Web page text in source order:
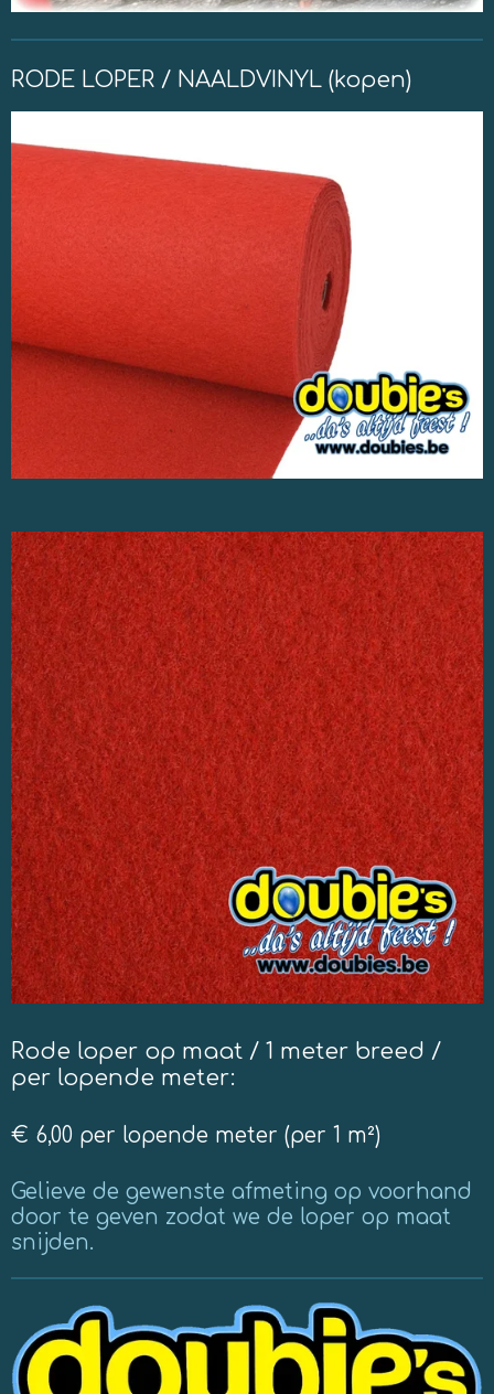
RODE LOPER / NAALDVINYL (kopen)
Rode loper op maat / 1 meter breed /
per lopende meter:
€ 6,00 per lopende meter (per 1 m²)
Gelieve de gewenste afmeting op voorhand
door te geven zodat we de loper op maat
snijden.